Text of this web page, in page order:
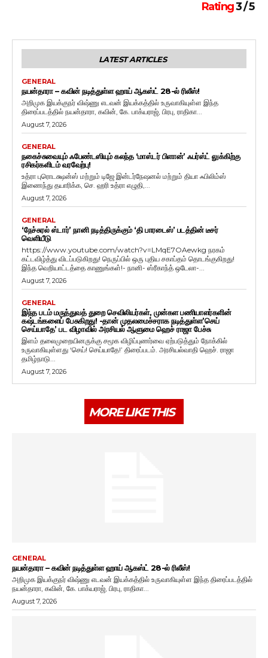
Rating3 / 5
LATEST ARTICLES
GENERAL
நயன்தாரா – கவின் நடித்துள்ள ஹாய் ஆகஸ்ட் 28-ல் ரிலீஸ்!
அறிமுக இயக்குநர் விஷ்ணு எடவன் இயக்கத்தில் உருவாகியுள்ள இந்த
திரைப்படத்தில் நயன்தாரா, கவின், கே. பாக்யராஜ், பிரபு, ராதிகா...
August 7, 2026
GENERAL
நகைச்சுவையும் ஃபேண்டஸியும் கலந்த ‘மாஸ்டர் பிளான்’ ஃபர்ஸ்ட் லுக்கிற்கு
ரசிகர்களிடம் வரவேற்பு!
உத்ரா புரொடக்ஷன்ஸ் மற்றும் டிஜே இன்டர்நேஷனல் மற்றும் தியா ஃபிலிம்ஸ்
இணைந்து தயாரிக்க, செ. ஹரி உத்ரா எழுதி,...
August 7, 2026
GENERAL
‘நேச்சுரல் ஸ்டார்’ நானி நடித்திருக்கும் ‘தி பாரடைஸ்’ படத்தின் டீசர்
வெளியீடு
https://www.youtube.com/watch?v=LMqE7OAewkg நரகம்
கட்டவிழ்த்து விடப்படுகிறது! நெருப்பில் ஒரு புதிய சகாப்தம் தொடங்குகிறது!
இந்த வெறியாட்டத்தை காணுங்கள்!- நானி- ஸ்ரீகாந்த் ஒடேலா-...
August 7, 2026
GENERAL
இந்த படம் மருத்துவத் துறை செவிலியர்கள், முன்கள பணியாளர்களின்
கஷ்டங்களைப் பேசுகிறது! -தான் முதலமைச்சராக நடித்துள்ள’செய்
செய்யாதே’ பட விழாவில் அரசியல் ஆளுமை ஹெச் ராஜா பேச்சு
இளம் தலைமுறையினருக்கு சமூக விழிப்புணர்வை ஏற்படுத்தும் நோக்கில்
உருவாகியுள்ளது ‘செய்! செய்யாதே!’ திரைப்படம். அரசியல்வாதி ஹெச். ராஜா
தமிழ்நாடு...
August 7, 2026
MORE LIKE THIS
GENERAL
நயன்தாரா – கவின் நடித்துள்ள ஹாய் ஆகஸ்ட் 28-ல் ரிலீஸ்!
அறிமுக இயக்குநர் விஷ்ணு எடவன் இயக்கத்தில் உருவாகியுள்ள இந்த திரைப்படத்தில்
நயன்தாரா, கவின், கே. பாக்யராஜ், பிரபு, ராதிகா...
August 7, 2026